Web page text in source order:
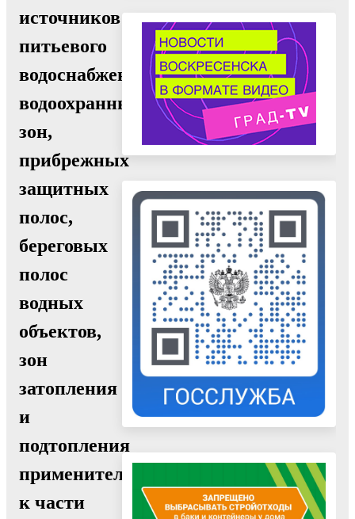
источников
питьевого
водоснабжения,
водоохранных
зон,
прибрежных
защитных
полос,
береговых
полос
водных
объектов,
зон
затопления
и
подтопления
применительно
к части